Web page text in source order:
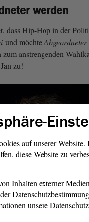
werden
dass Hip-Hop in der
und möchteAbgeordneter
zum anstrengenden
zu!
Video abspielen,
Vimeo) übermittelt
gesetzt werden.
Akzeptieren und Video
auf unserer
diese Website zu
Inhalten externer
unsere